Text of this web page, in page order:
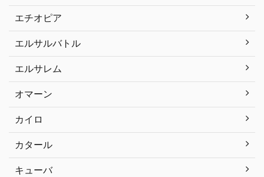
エチオピア
エルサルバトル
エルサレム
オマーン
カイロ
カタール
キューバ